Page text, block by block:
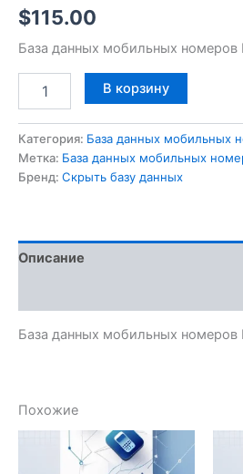
$115.00
База данных мобильных номеров
В корзину
Категория: База данных мобильных
Метка: База данных мобильных
Бренд: Скрыть базу данных
Описание
База данных мобильных номеров
Похожие